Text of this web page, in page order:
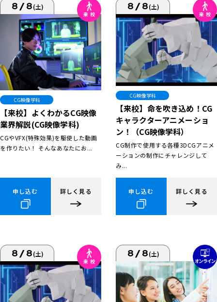
8/8(土)
CG映像学科
【来校】よくわかるCG映像
業界解説(CG映像学科)
CGやVFX(特殊効果)を駆使した動画
を作りたい！ そんなあなたにお...
申し込む 詳しく見る
8/8(土)
CG映像学科
【来校】命を吹き込め！CG
キャラクターアニメーショ
ン！（CG映像学科）
CG制作で使用する各種3DCGアニメ
ーションの制作にチャレンジして
み...
申し込む 詳しく見る
8/8(土) 8/8(土)